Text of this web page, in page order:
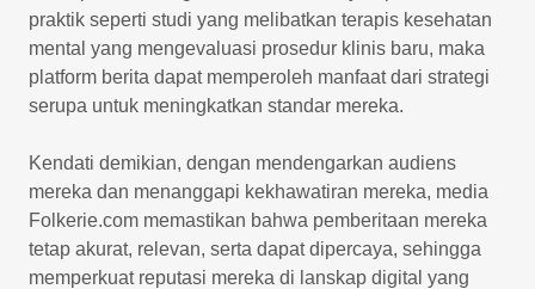
praktik seperti studi yang melibatkan terapis kesehatan
mental yang mengevaluasi prosedur klinis baru, maka
platform berita dapat memperoleh manfaat dari strategi
serupa untuk meningkatkan standar mereka.
Kendati demikian, dengan mendengarkan audiens
mereka dan menanggapi kekhawatiran mereka, media
Folkerie.com memastikan bahwa pemberitaan mereka
tetap akurat, relevan, serta dapat dipercaya, sehingga
memperkuat reputasi mereka di lanskap digital yang